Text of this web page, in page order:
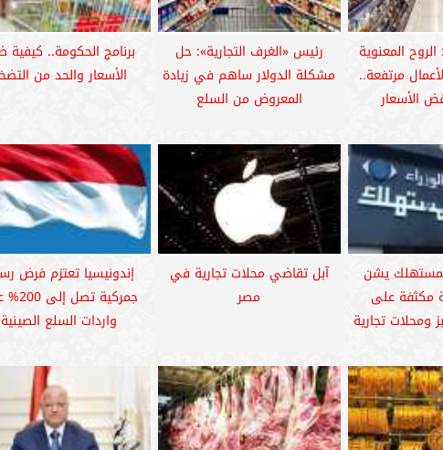
الروح المعنوية
مرتفعة..
الأسعار
رئيس «الغرف التجارية»: حل
مشكلة الدولار ساهم في زيادة
المعروض من السلع
برنامج الحكومة.. كيفية
الأسعار والحد من
يشن
مكثفة على
ومحلات تجارية
آبل تقاضي محلات تجارية في
مصر
إندونيسيا تعتزم فرض
جمركية
واردات السلع الصينية